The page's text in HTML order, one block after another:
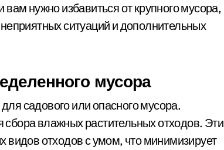
нужно избавиться от крупного мусора,
ситуаций и дополнительных
мусора
садового или опасного мусора.
влажных растительных отходов. Эти
видов отходов с умом, что минимизирует